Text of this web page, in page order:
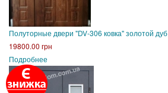
Полуторные двери "DV-306 ковка" золотой дуб
19800.00 грн
Подробнее